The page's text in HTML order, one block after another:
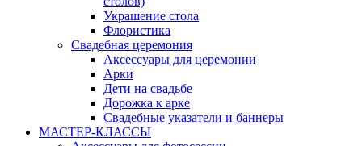
Украшение стола
Флористика
Свадебная церемония
Аксессуары для церемонии
Арки
Дети на свадьбе
Дорожка к арке
Свадебные указатели и баннеры
МАСТЕР-КЛАССЫ